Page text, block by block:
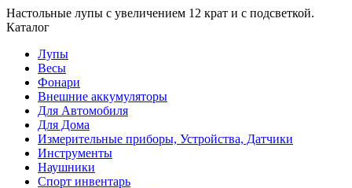
Настольные лупы с увеличением 12 крат и с подсветкой.
Каталог
Лупы
Весы
Фонари
Внешние аккумуляторы
Для Автомобиля
Для Дома
Измерительные приборы, Устройства, Датчики
Инструменты
Наушники
Спорт инвентарь